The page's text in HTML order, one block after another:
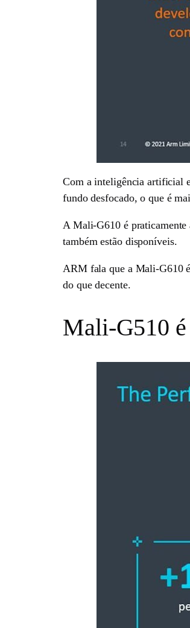
Com a inteligência artificial
fundo desfocado, o que é
A Mali-G610 é praticamente
também estão disponíveis.
ARM fala que a Mali-G610
do que decente.
Mali-G510 é